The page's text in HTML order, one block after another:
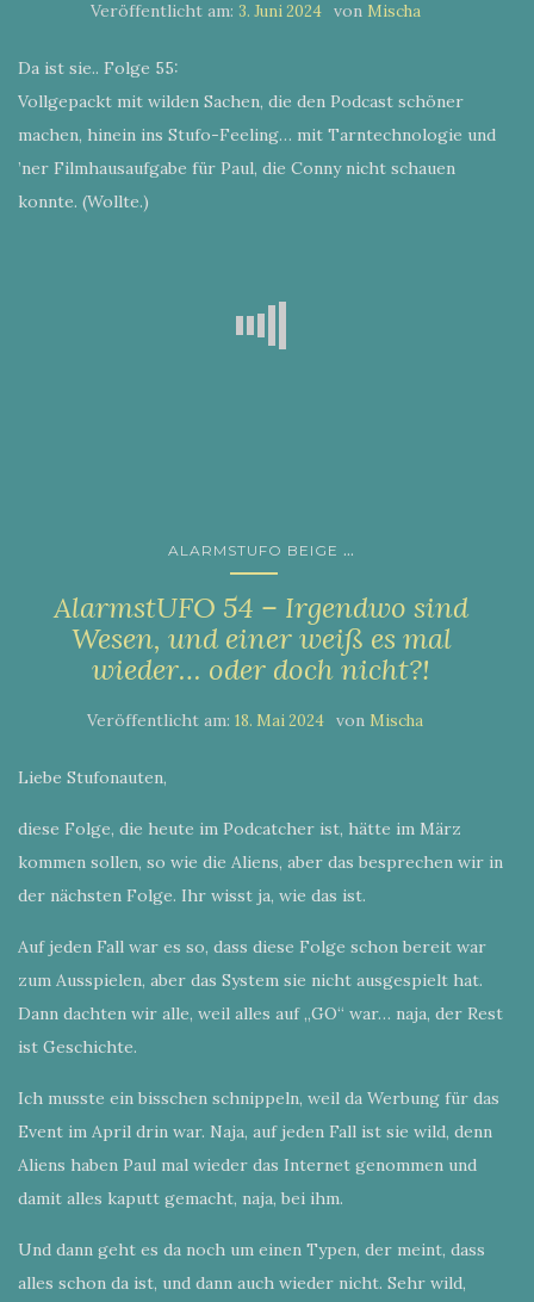
Veröffentlicht am: 3. Juni 2024 von Mischa
Da ist sie.. Folge 55:
Vollgepackt mit wilden Sachen, die den Podcast schöner
machen, hinein ins Stufo-Feeling… mit Tarntechnologie und
’ner Filmhausaufgabe für Paul, die Conny nicht schauen
konnte. (Wollte.)
ALARMSTUFO BEIGE ...
AlarmstUFO 54 – Irgendwo sind
Wesen, und einer weiß es mal
wieder… oder doch nicht?!
Veröffentlicht am: 18. Mai 2024 von Mischa
Liebe Stufonauten,
diese Folge, die heute im Podcatcher ist, hätte im März
kommen sollen, so wie die Aliens, aber das besprechen wir in
der nächsten Folge. Ihr wisst ja, wie das ist.
Auf jeden Fall war es so, dass diese Folge schon bereit war
zum Ausspielen, aber das System sie nicht ausgespielt hat.
Dann dachten wir alle, weil alles auf „GO“ war… naja, der Rest
ist Geschichte.
Ich musste ein bisschen schnippeln, weil da Werbung für das
Event im April drin war. Naja, auf jeden Fall ist sie wild, denn
Aliens haben Paul mal wieder das Internet genommen und
damit alles kaputt gemacht, naja, bei ihm.
Und dann geht es da noch um einen Typen, der meint, dass
alles schon da ist, und dann auch wieder nicht. Sehr wild,